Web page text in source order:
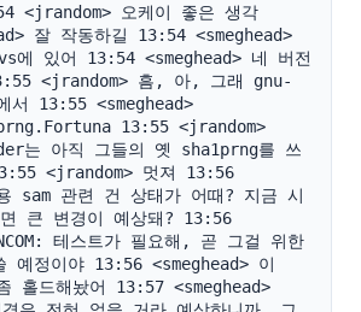
<jrandom> 오케이 좋은 생각
잘 작동하길 13:54 <smeghead>
에 있어 13:54 <smeghead> 네 버전
<jrandom> 흠, 아, 그래 gnu-
13:55 <smeghead>
13:55 <jrandom>
아직 그들의 옛 sha1prng를 쓰
<jrandom> 멋져 13:56
용 sam 관련 건 상태가 어때? 지금 시
큰 변경이 예상돼? 13:56
테스트가 필요해, 곧 그걸 위한
예정이야 13:56 <smeghead> 이
홀드해놨어 13:57 <smeghead>